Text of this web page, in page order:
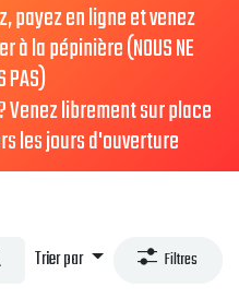
en ligne et venez
la pépinière (NOUS NE
PAS)
librement sur place
les jours d'ouverture
Trier par Filtres